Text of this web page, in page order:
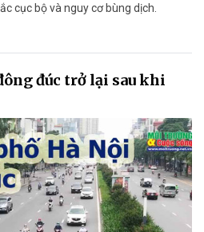
cục bộ và nguy cơ bùng dịch.
đúc trở lại sau khi